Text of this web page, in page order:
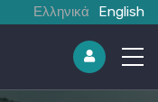
Ελληνικά English